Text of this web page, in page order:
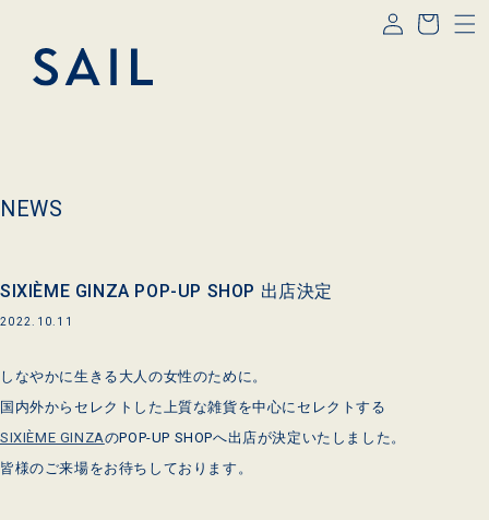
進む
イ
ー
NEWS
SIXIÈME GINZA POP-UP SHOP 出店決定
2022.10.11
しなやかに生きる大人の女性のために。
国内外からセレクトした上質な雑貨を中心にセレクトする
SIXIÈME GINZAのPOP-UP SHOPへ出店が決定いたしました。
皆様のご来場をお待ちしております。